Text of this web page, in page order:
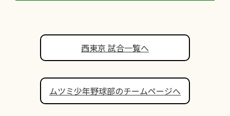
西東京 試合一覧へ
ムツミ少年野球部のチームページへ